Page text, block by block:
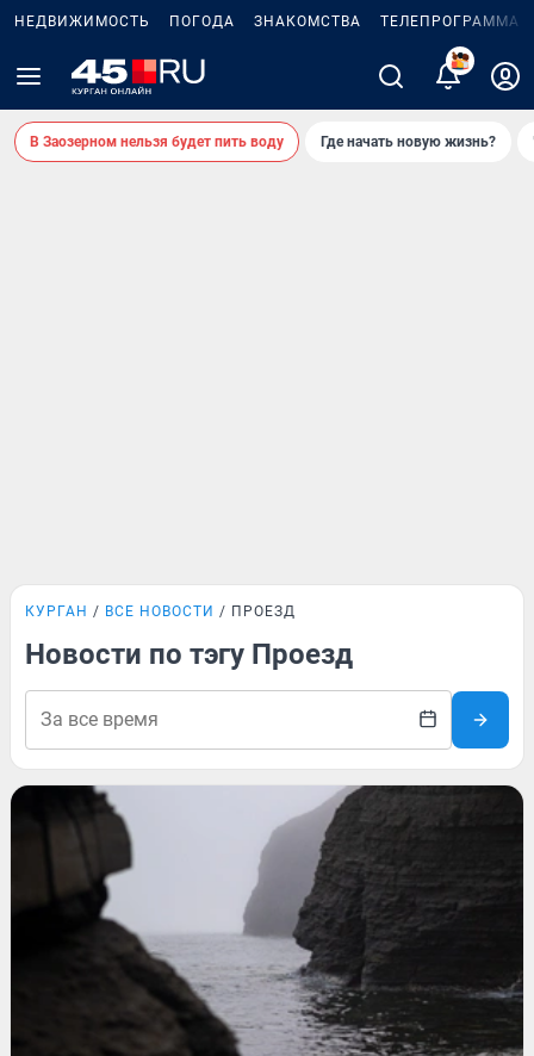
НЕДВИЖИМОСТЬ ПОГОДА ЗНАКОМСТВА ТЕЛЕПРОГРАММА
В Заозерном нельзя будет пить воду Где начать новую жизнь?
КУРГАН ВСЕ НОВОСТИ ПРОЕЗД
Новости по тэгу Проезд